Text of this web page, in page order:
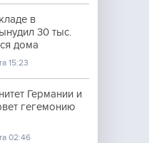
в
30 тыс.
дома
15:23
Германии и
гегемонию
02:46